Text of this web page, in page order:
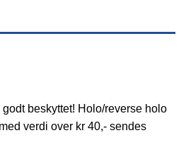
beskyttet! Holo/reverse holo
verdi over kr 40,- sendes